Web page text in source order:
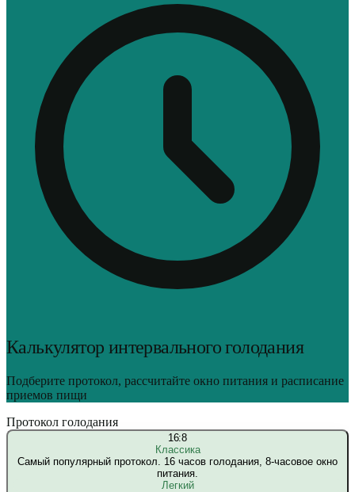
Калькулятор интервального голодания
Подберите протокол, рассчитайте окно питания и расписание
приемов пищи
Протокол голодания
16:8
Классика
Самый популярный протокол. 16 часов голодания, 8-часовое окно
питания.
Легкий